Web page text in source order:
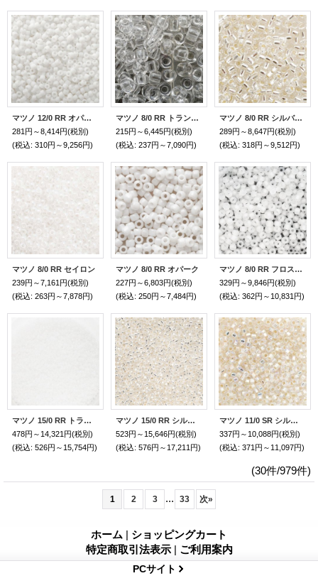
マツノ 12/0 RR オパーク フロスト
281円～8,414円(税別)
(税込: 310円～9,256円)
マツノ 8/0 RR トランスペアレント
215円～6,445円(税別)
(税込: 237円～7,090円)
マツノ 8/0 RR シルバーライン
289円～8,647円(税別)
(税込: 318円～9,512円)
マツノ 8/0 RR セイロン
239円～7,161円(税別)
(税込: 263円～7,878円)
マツノ 8/0 RR オパーク
227円～6,803円(税別)
(税込: 250円～7,484円)
マツノ 8/0 RR フロストルミナス
329円～9,846円(税別)
(税込: 362円～10,831円)
マツノ 15/0 RR トランスペアレント フロスト AB
478円～14,321円(税別)
(税込: 526円～15,754円)
マツノ 15/0 RR シルバーライン
523円～15,646円(税別)
(税込: 576円～17,211円)
マツノ 11/0 SR シルバーラインレインボー
337円～10,088円(税別)
(税込: 371円～11,097円)
(30件/979件)
1 2 3 ... 33 次»
ホーム | ショッピングカート
特定商取引法表示 | ご利用案内
PCサイト